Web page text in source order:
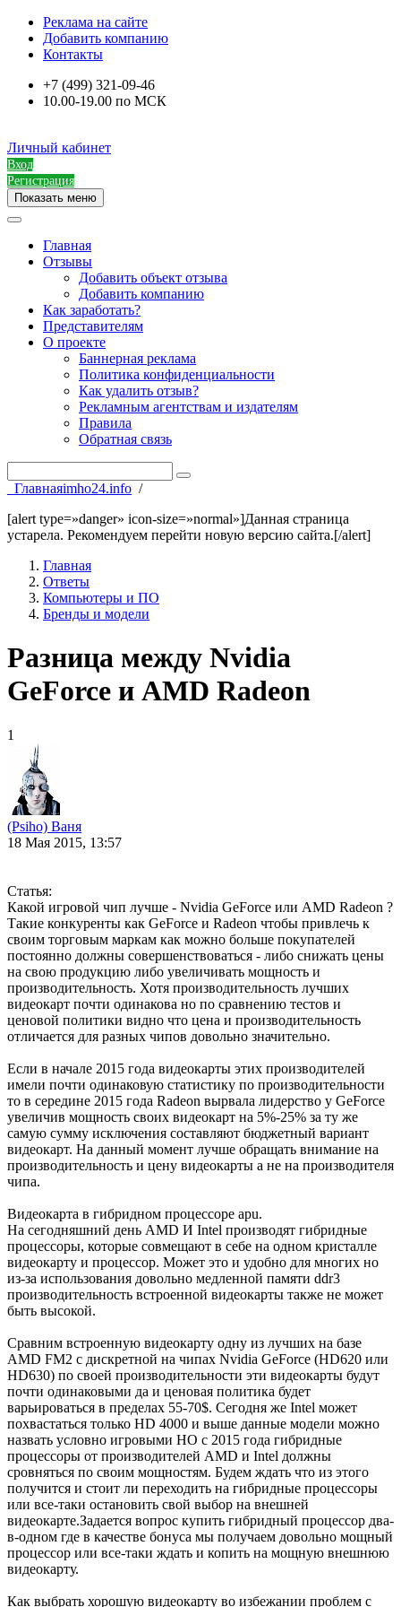
Реклама на сайте
Добавить компанию
Контакты
+7 (499) 321-09-46
10.00-19.00 по МСК
Личный кабинет
Вход
Регистрация
Показать меню
Главная
Отзывы
Добавить объект отзыва
Добавить компанию
Как заработать?
Представителям
О проекте
Баннерная реклама
Политика конфиденциальности
Как удалить отзыв?
Рекламным агентствам и издателям
Правила
Обратная связь
Главнаяimho24.info /
[alert type=»danger» icon-size=»normal»]Данная страница
устарела. Рекомендуем перейти новую версию сайта.[/alert]
Главная
Ответы
Компьютеры и ПО
Бренды и модели
Разница между Nvidia
GeForce и AMD Radeon
1
(Psiho) Ваня
18 Мая 2015, 13:57
Статья:
Какой игровой чип лучше - Nvidia GeForce или AMD Radeon ?
Такие конкуренты как GeForce и Radeon чтобы привлечь к
своим торговым маркам как можно больше покупателей
постоянно должны совершенствоваться - либо снижать цены
на свою продукцию либо увеличивать мощность и
производительность. Хотя производительность лучших
видеокарт почти одинакова но по сравнению тестов и
ценовой политики видно что цена и производительность
отличается для разных чипов довольно значительно.
Если в начале 2015 года видеокарты этих производителей
имели почти одинаковую статистику по производительности
то в середине 2015 года Radeon вырвала лидерство у GeForce
увеличив мощность своих видеокарт на 5%-25% за ту же
самую сумму исключения составляют бюджетный вариант
видеокарт. На данный момент лучше обращать внимание на
производительность и цену видеокарты а не на производителя
чипа.
Видеокарта в гибридном процессоре apu.
На сегодняшний день AMD И Intel производят гибридные
процессоры, которые совмещают в себе на одном кристалле
видеокарту и процессор. Может это и удобно для многих но
из-за использования довольно медленной памяти ddr3
производительность встроенной видеокарты также не может
быть высокой.
Сравним встроенную видеокарту одну из лучших на базе
AMD FM2 c дискретной на чипах Nvidia GeForce (HD620 или
HD630) по своей производительности эти видеокарты будут
почти одинаковыми да и ценовая политика будет
варьироваться в пределах 55-70$. Сегодня же Intel может
похвастаться только HD 4000 и выше данные модели можно
назвать условно игровыми НО с 2015 года гибридные
процессоры от производителей AMD и Intel должны
сровняться по своим мощностям. Будем ждать что из этого
получится и стоит ли переходить на гибридные процессоры
или все-таки остановить свой выбор на внешней
видеокарте.Задается вопрос купить гибридный процессор два-
в-одном где в качестве бонуса мы получаем довольно мощный
процессор или все-таки ждать и копить на мощную внешнюю
видеокарту.
Как выбрать хорошую видеокарту во избежании проблем с